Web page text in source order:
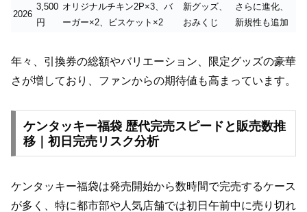
2026
3,500
円
オリジナルチキン2P×3、バ
ーガー×2、ビスケット×2
新グッズ、
おみくじ
さらに進化、
新規性も追加
年々、引換券の総額やバリエーション、限定グッズの豪華
さが増しており、ファンからの期待値も高まっています。
ケンタッキー福袋 歴代完売スピードと販売数推
移｜初日完売リスク分析
ケンタッキー福袋は発売開始から数時間で完売するケース
が多く、特に都市部や人気店舗では初日午前中に売り切れ